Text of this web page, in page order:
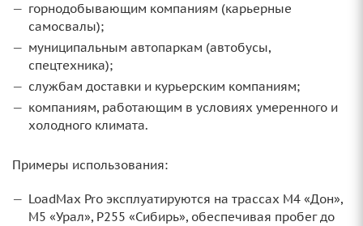
горнодобывающим компаниям (карьерные
самосвалы);
муниципальным автопаркам (автобусы,
спецтехника);
службам доставки и курьерским компаниям;
компаниям, работающим в условиях умеренного и
холодного климата.
Примеры использования:
LoadMax Pro эксплуатируются на трассах М4 «Дон»,
М5 «Урал», Р255 «Сибирь», обеспечивая пробег до